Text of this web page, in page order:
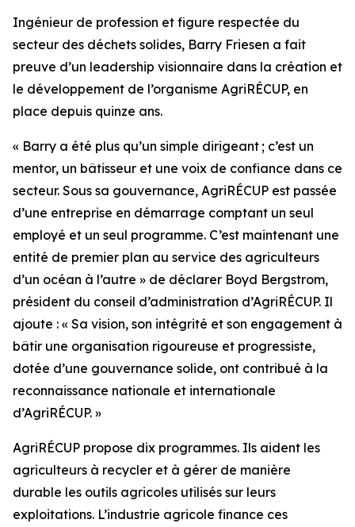
Ingénieur de profession et figure respectée du
secteur des déchets solides, Barry Friesen a fait
preuve d’un leadership visionnaire dans la création et
le développement de l’organisme AgriRÉCUP, en
place depuis quinze ans.
« Barry a été plus qu’un simple dirigeant ; c’est un
mentor, un bâtisseur et une voix de confiance dans ce
secteur. Sous sa gouvernance, AgriRÉCUP est passée
d’une entreprise en démarrage comptant un seul
employé et un seul programme. C’est maintenant une
entité de premier plan au service des agriculteurs
d’un océan à l’autre » de déclarer Boyd Bergstrom,
président du conseil d’administration d’AgriRÉCUP. Il
ajoute : « Sa vision, son intégrité et son engagement à
bâtir une organisation rigoureuse et progressiste,
dotée d’une gouvernance solide, ont contribué à la
reconnaissance nationale et internationale
d’AgriRÉCUP. »
AgriRÉCUP propose dix programmes. Ils aident les
agriculteurs à recycler et à gérer de manière
durable les outils agricoles utilisés sur leurs
exploitations. L’industrie agricole finance ces